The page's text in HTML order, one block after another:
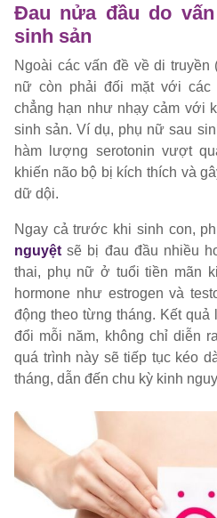
Đau nửa đầu do
sinh sản
Ngoài các vấn đề về di truyền
nữ còn phải đối mặt với các
chẳng hạn như nhạy cảm với
sinh sản. Ví dụ, phụ nữ sau
hàm lượng serotonin vượt
khiến não bộ bị kích thích và
dữ dội.
Ngay cả trước khi sinh con,
nguyệt sẽ bị đau đầu nhiều
thai, phụ nữ ở tuổi tiền mãn
hormone như estrogen và
động theo từng tháng. Kết
đổi mỗi năm, không chỉ diễn
quá trình này sẽ tiếp tục kéo
tháng, dẫn đến chu kỳ kinh